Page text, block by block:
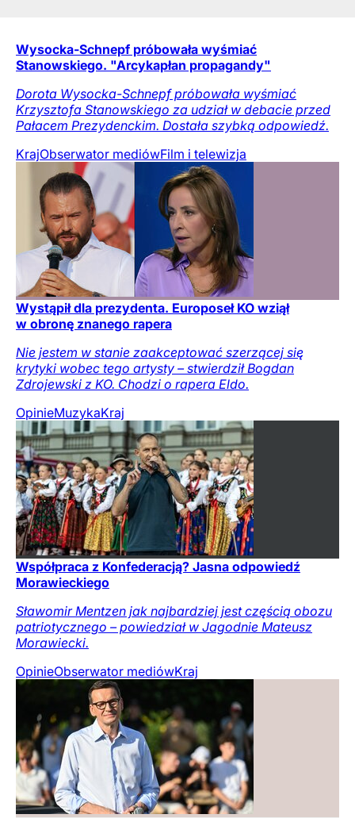
Wysocka-Schnepf próbowała wyśmiać
Stanowskiego. "Arcykapłan propagandy"
Dorota Wysocka-Schnepf próbowała wyśmiać
Krzysztofa Stanowskiego za udział w debacie przed
Pałacem Prezydenckim. Dostała szybką odpowiedź.
KrajObserwator mediówFilm i telewizja
Wystąpił dla prezydenta. Europoseł KO wziął
w obronę znanego rapera
Nie jestem w stanie zaakceptować szerzącej się
krytyki wobec tego artysty – stwierdził Bogdan
Zdrojewski z KO. Chodzi o rapera Eldo.
OpinieMuzykaKraj
Współpraca z Konfederacją? Jasna odpowiedź
Morawieckiego
Sławomir Mentzen jak najbardziej jest częścią obozu
patriotycznego – powiedział w Jagodnie Mateusz
Morawiecki.
OpinieObserwator mediówKraj